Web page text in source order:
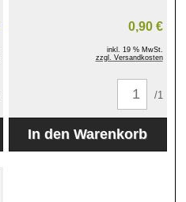
0,90 €
inkl. 19 % MwSt.
zzgl. Versandkosten
/1